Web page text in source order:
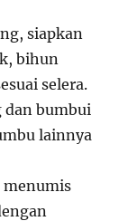
siapkan
bihun
selera.
dan bumbui
lainnya
menumis